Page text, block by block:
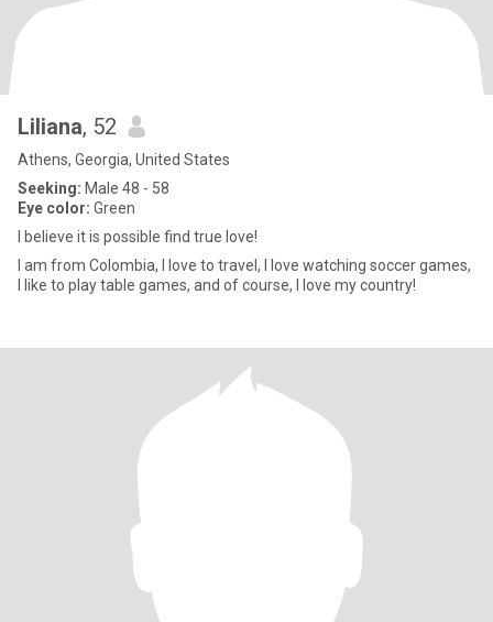
Liliana, 52
Athens, Georgia, United States
Seeking: Male 48 - 58
Eye color: Green
I believe it is possible find true love!
I am from Colombia, I love to travel, I love watching soccer games,
I like to play table games, and of course, I love my country!